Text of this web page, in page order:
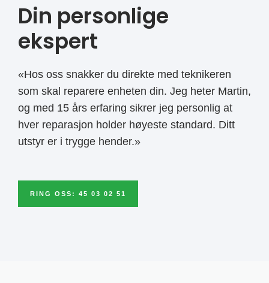
Din personlige
ekspert
«Hos oss snakker du direkte med teknikeren
som skal reparere enheten din. Jeg heter Martin,
og med 15 års erfaring sikrer jeg personlig at
hver reparasjon holder høyeste standard. Ditt
utstyr er i trygge hender.»
RING OSS: 45 03 02 51